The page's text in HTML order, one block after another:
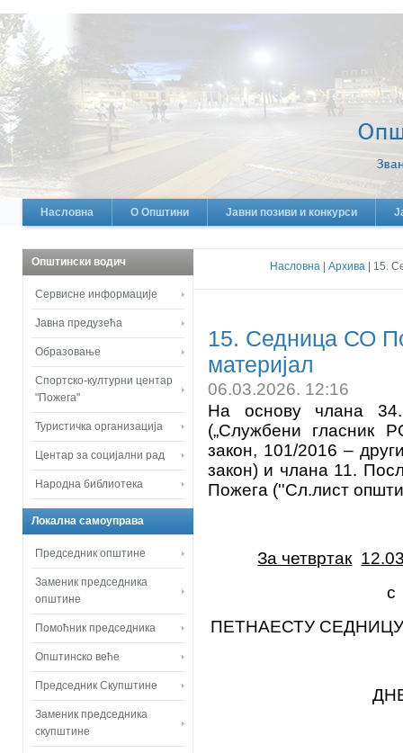
Насловна О Општини Јавни позиви и конкурси
Општински водич
Сервисне информације
Јавна предузећа
Образовање
Спортско-културни центар
"Пожега"
Туристичка организација
Центар за социјални рад
Народна библиотека
Локална самоуправа
Председник општине
Заменик председника
општине
Помоћник председника
Општинско веће
Председник Скупштине
Заменик председника
скупштине
Насловна |Архива | 15.
15. Седница СО
материјал
06.03.2026. 12:16
На основу члана 34.
(„Службени гласник
закон, 101/2016 –
закон) и члана 11.
Пожега (''Сл.лист
За четвртак
с а
ПЕТНАЕСТУ